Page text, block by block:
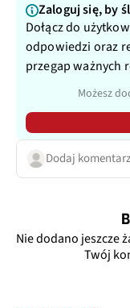
Zaloguj się, by
Dołącz do
odpowiedzi oraz
przegap ważnych
Możesz
Dodaj komentarz
Nie dodano jeszcze
Twój